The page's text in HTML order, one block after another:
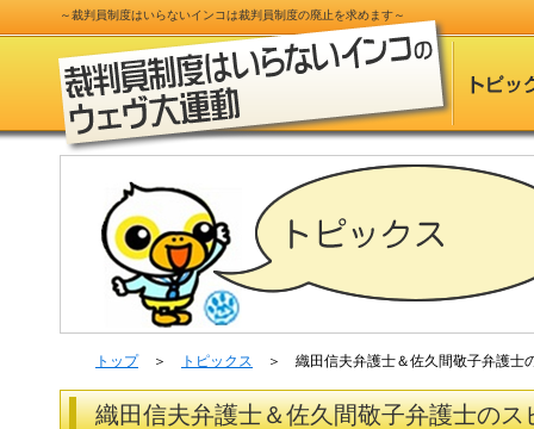
～裁判員制度はいらないインコは裁判員制度の廃止を求めます～
トップ＞ トピックス ＞ 織田信夫弁護士＆佐久間敬子弁護士
織田信夫弁護士＆佐久間敬子弁護士のス